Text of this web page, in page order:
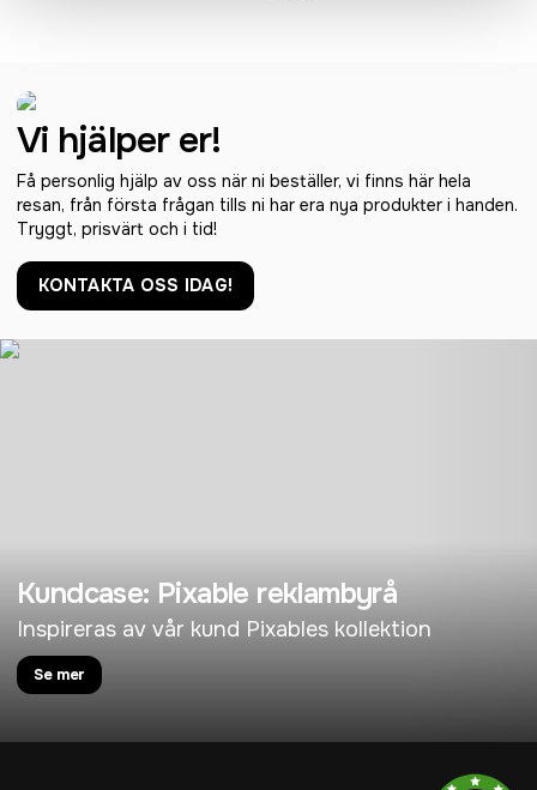
Vi hjälper er!
Få personlig hjälp av oss när ni beställer, vi finns här hela
resan, från första frågan tills ni har era nya produkter i handen.
Tryggt, prisvärt och i tid!
KONTAKTA OSS IDAG!
Kundcase: Pixable reklambyrå
Inspireras av vår kund Pixables kollektion
Se mer